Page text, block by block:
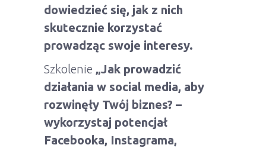
dowiedzieć się, jak z nich
skutecznie korzystać
prowadząc swoje interesy.
Szkolenie „Jak prowadzić
działania w social media, aby
rozwinęły Twój biznes? –
wykorzystaj potencjał
Facebooka, Instagrama,